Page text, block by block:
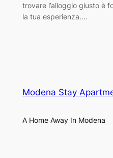
trovare l’alloggio giusto è
la tua esperienza.…
Modena Stay
A Home Away In Modena